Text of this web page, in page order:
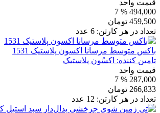
قیمت واحد
494,000
% 7
459,500 تومان
تعداد در هر کارتن: 6 عدد
باکس متوسط مرسانا اکسون پلاستیک 1531
تامین کننده: اکسُون پلاستیک
قیمت واحد
287,000
% 7
266,833 تومان
تعداد در هر کارتن: 12 عدد